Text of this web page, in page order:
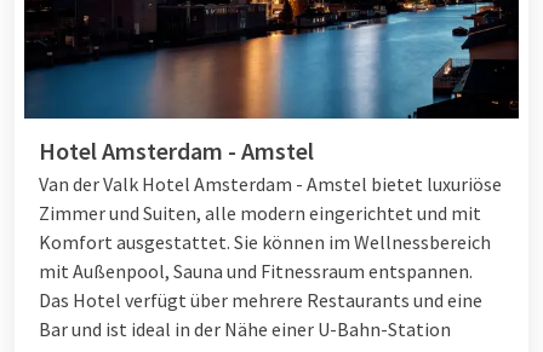
Hotel Amsterdam - Amstel
Van der Valk Hotel Amsterdam - Amstel bietet luxuriöse
Zimmer und Suiten, alle modern eingerichtet und mit
Komfort ausgestattet. Sie können im Wellnessbereich
mit Außenpool, Sauna und Fitnessraum entspannen.
Das Hotel verfügt über mehrere Restaurants und eine
Bar und ist ideal in der Nähe einer U-Bahn-Station